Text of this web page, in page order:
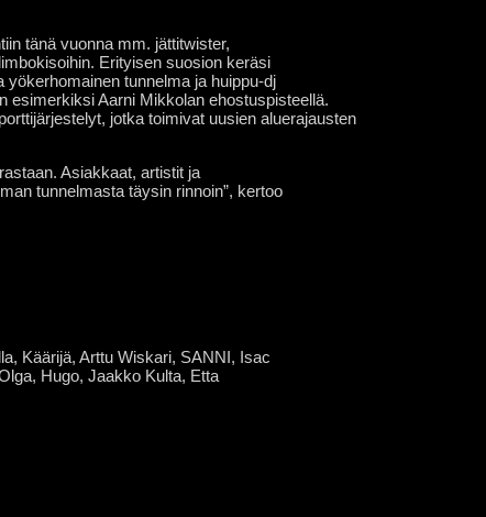
tänä vuonna mm. jättitwister,
Erityisen suosion keräsi
tunnelma ja huippu-dj
esimerkiksi Aarni Mikkolan ehostuspisteellä.
jotka toimivat uusien aluerajausten
Asiakkaat, artistit ja
tunnelmasta täysin rinnoin”, kertoo
Käärijä, Arttu Wiskari, SANNI, Isac
Hugo, Jaakko Kulta, Etta